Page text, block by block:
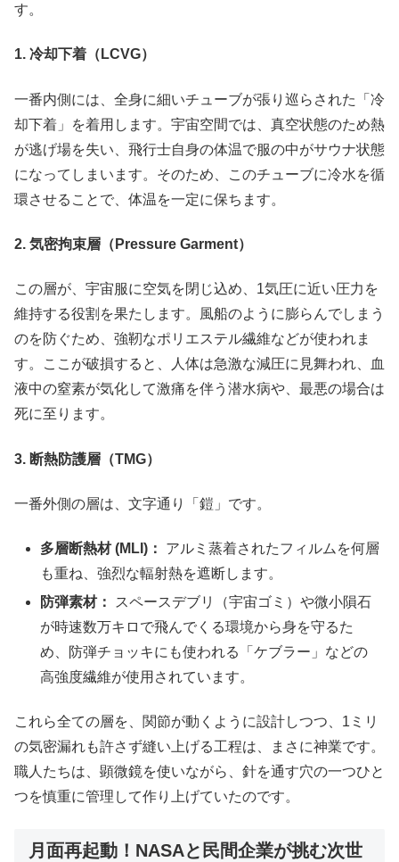
す。
1. 冷却下着（ LCVG）
一番内側には、全身に細いチューブが張り巡らされた「冷
却下着」を着用します。宇宙空間では、真空状態のため熱
が逃げ場を失い、飛行士自身の体温で服の中がサウナ状態
になってしまいます。そのため、このチューブに冷水を循
環させることで、体温を一定に保ちます。
2. 気密拘束層（ Pressure Garment）
この層が、宇宙服に空気を閉じ込め、1気圧に近い圧力を
維持する役割を果たします。風船のように膨らんでしまう
のを防ぐため、強靭なポリエステル繊維などが使われま
す。ここが破損すると、人体は急激な減圧に見舞われ、血
液中の窒素が気化して激痛を伴う潜水病や、最悪の場合は
死に至ります。
3. 断熱防護層（TMG）
一番外側の層は、文字通り「鎧」です。
多層断熱材(MLI) ：
アルミ蒸着されたフィルムを何層
も重ね、強烈な輻射熱を遮断します。
防弾素材：
スペースデブリ（宇宙ゴミ）や微小隕石
が時速数万キロで飛んでくる環境から身を守るた
め、防弾チョッキにも使われる「ケブラー」などの
高強度繊維が使用されています。
これら全ての層を、関節が動くように設計しつつ、1ミリ
の気密漏れも許さず縫い上げる工程は、まさに神業です。
職人たちは、顕微鏡を使いながら、針を通す穴の一つひと
つを慎重に管理して作り上げていたのです。
月面再起動！NASAと民間企業が挑む次世